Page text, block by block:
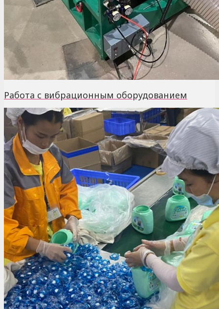
Работа с вибрационным оборудованием